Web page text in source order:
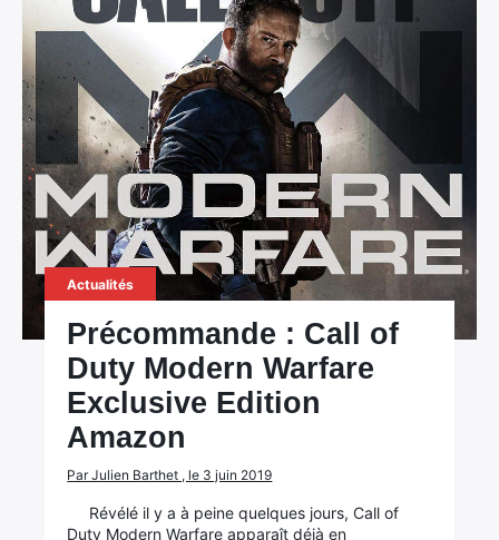
Actualités
Précommande : Call of
Duty Modern Warfare
Exclusive Edition
Amazon
Par Julien Barthet , le 3 juin 2019
Révélé il y a à peine quelques jours, Call of
Duty Modern Warfare apparaît déjà en